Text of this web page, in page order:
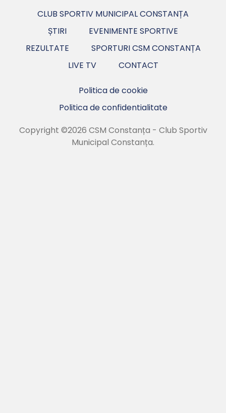
CLUB SPORTIV MUNICIPAL CONSTANȚA
ȘTIRI
EVENIMENTE SPORTIVE
REZULTATE
SPORTURI CSM CONSTANȚA
LIVE TV
CONTACT
Politica de cookie
Politica de confidentialitate
Copyright ©2026 CSM Constanța - Club Sportiv
Municipal Constanța.